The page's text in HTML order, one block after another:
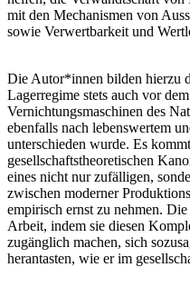
mit den Mechanismen von
sowie Verwertbarkeit und
Die Autor*innen bilden hierzu
Lagerregime stets auch vor
Vernichtungsmaschinen des
ebenfalls nach lebenswertem
unterschieden wurde. Es
gesellschaftstheoretischen
eines nicht nur zufälligen,
zwischen moderner
empirisch ernst zu nehmen.
Arbeit, indem sie diesen
zugänglich machen, sich
herantasten, wie er im